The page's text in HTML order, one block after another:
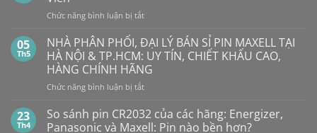
Mua
con
thỏ
giá
rẻ
ở
đâu
PIN
NGỜ?
PIN
MAXELL
CR2032S Cao
cấp
Chức năng bình luận bị tắtở
GP
LR44
Alkaline
GPA76F-
2C10
Vỉ
10
05
Th5
NHÀ PHÂN PHỐI, ĐẠI LÝ BÁN SỈ PIN MAXELL TẠI
HÀ NỘI & TP.HCM: UY TÍN, CHIẾT KHẤU CAO,
HÀNG CHÍNH HÃNG
Chức năng bình luận bị tắtở
PHÂN
PHỐI,
23
Th4
So sánh pin CR2032 của các hãng: Energizer,
Panasonic và Maxell: Pin nào bền hơn?